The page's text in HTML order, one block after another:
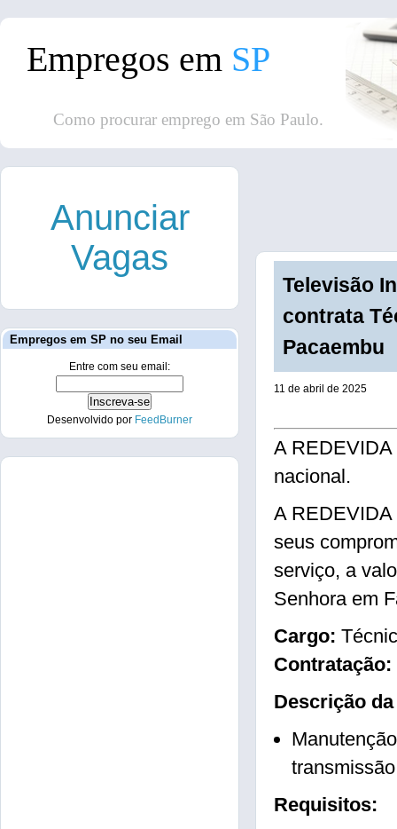
Empregos em SP
Como procurar emprego em São Paulo.
Televisão
contrata
Pacaembu
11 de abril de 2025
A REDEVIDA
nacional.
A
seus
serviço, a
Senhora em
Cargo:
Contratação:
Descrição
Requisitos:
Anunciar
Vagas
Empregos em SP no seu Email
Entre com seu email:
Desenvolvido por FeedBurner